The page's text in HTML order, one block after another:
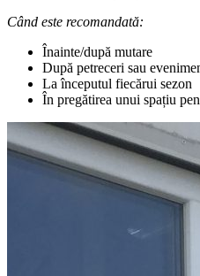
Când este recomandată:
Înainte/după mutare
După petreceri sau
La începutul fiecărui sezon
În pregătirea unui spațiu